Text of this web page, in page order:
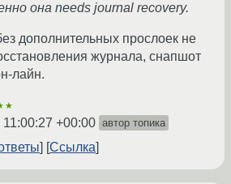
она needs journal recovery.
дополнительных прослоек не
журнала, снапшот
лайн.
+00:00 автор топика
Ссылка